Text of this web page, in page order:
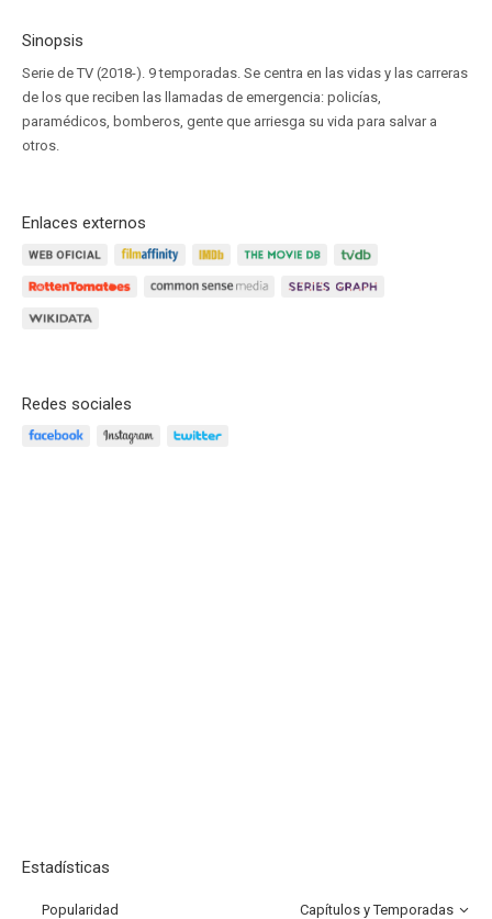
Sinopsis
Serie de TV (2018-). 9 temporadas. Se centra en las vidas y las carreras
de los que reciben las llamadas de emergencia: policías,
paramédicos, bomberos, gente que arriesga su vida para salvar a
otros.
Enlaces externos
Redes sociales
Estadísticas
Popularidad Capítulos y Temporadas